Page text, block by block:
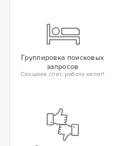
Группировка поисковых
запросов
Сеошник спит, работа кипит!